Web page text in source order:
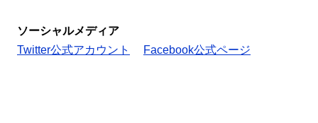
ソーシャルメディア
Twitter公式アカウント
Facebook公式ページ